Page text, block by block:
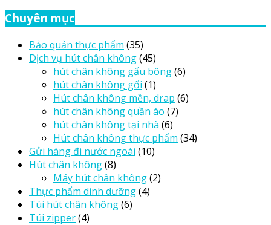
Chuyên mục
Bảo quản thực phẩm (35)
Dịch vụ hút chân không(45)
hút chân không gấu bông(6)
hút chân không gối (1)
Hút chân không mền, drap (6)
hút chân không quần áo (7)
hút chân không tại nhà (6)
Hút chân không thực phẩm (34)
Gửi hàng đi nước ngoài (10)
Hút chân không(8)
Máy hút chân không(2)
Thực phẩm dinh dưỡng(4)
Túi hút chân không(6)
Túi zipper(4)